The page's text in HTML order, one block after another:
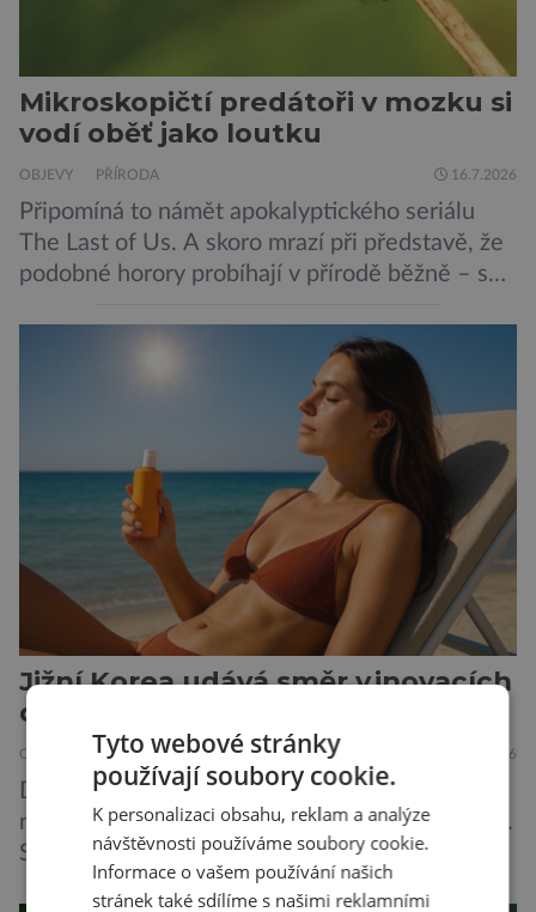
Mikroskopičtí predátoři v mozku si
vodí oběť jako loutku
OBJEVY PŘÍRODA 16.7.2026
Připomíná to námět apokalyptického seriálu
The Last of Us. A skoro mrazí při představě, že
podobné horory probíhají v přírodě běžně – s
parazitickou houbou a že predátor dokáže
ovládat jen vývojově nesrovnatelně jednodušší
živočichy, než je člověk. Najít skutečné zombie
není nic nemožného ani v naší přírodě. Stačí […]
Jižní Korea udává směr v inovacích
ochrany proti slunci
OBJEVY ZAJÍMAVOSTI 30.6.2026
Dříve bylo na opalovací krémy nahlíženo jako
na něco, co člověk použije na dovolené u moře.
S oteplujícím se klimatem a znečištěním
ovzduší začínají vědci o opalovacích krémech
Tyto webové stránky
používají soubory cookie.
K personalizaci obsahu, reklam a analýze
návštěvnosti používáme soubory cookie.
Informace o vašem používání našich
stránek také sdílíme s našimi reklamními